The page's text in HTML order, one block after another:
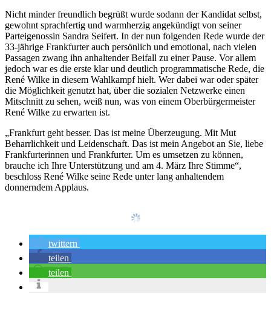
Nicht minder freundlich begrüßt wurde sodann der Kandidat selbst,
gewohnt sprachfertig und warmherzig angekündigt von seiner
Parteigenossin Sandra Seifert. In der nun folgenden Rede wurde der
33-jährige Frankfurter auch persönlich und emotional, nach vielen
Passagen zwang ihn anhaltender Beifall zu einer Pause. Vor allem
jedoch war es die erste klar und deutlich programmatische Rede, die
René Wilke in diesem Wahlkampf hielt. Wer dabei war oder später
die Möglichkeit genutzt hat, über die sozialen Netzwerke einen
Mitschnitt zu sehen, weiß nun, was von einem Oberbürgermeister
René Wilke zu erwarten ist.
„Frankfurt geht besser. Das ist meine Überzeugung. Mit Mut
Beharrlichkeit und Leidenschaft. Das ist mein Angebot an Sie, liebe
Frankfurterinnen und Frankfurter. Um es umsetzen zu können,
brauche ich Ihre Unterstützung und am 4. März Ihre Stimme“,
beschloss René Wilke seine Rede unter lang anhaltendem
donnerndem Applaus.
twittern
teilen
teilen